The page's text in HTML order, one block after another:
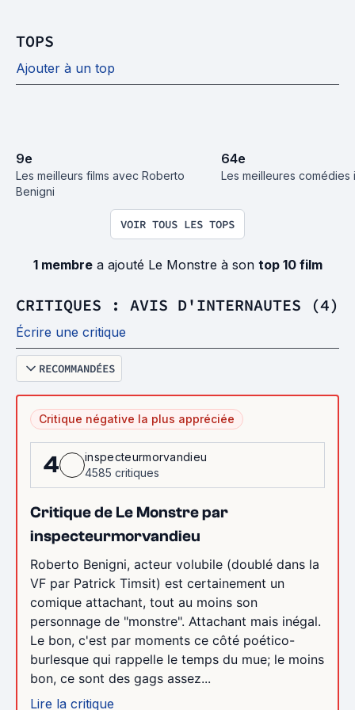
TOPS
Ajouter à un top
9e
Les meilleurs films avec Roberto
Benigni
64e
Les meilleures comédies
VOIR TOUS LES TOPS
1 membrea ajouté Le Monstre à son top 10 film
CRITIQUES : AVIS D'INTERNAUTES (4)
Écrire une critique
RECOMMANDÉES
Critique négative la plus appréciée
4
inspecteurmorvandieu
4585 critiques
Critique de Le Monstre par
inspecteurmorvandieu
Roberto Benigni, acteur volubile (doublé dans la
VF par Patrick Timsit) est certainement un
comique attachant, tout au moins son
personnage de "monstre". Attachant mais inégal.
Le bon, c'est par moments ce côté poético-
burlesque qui rappelle le temps du mue; le moins
bon, ce sont des gags assez...
Lire la critique